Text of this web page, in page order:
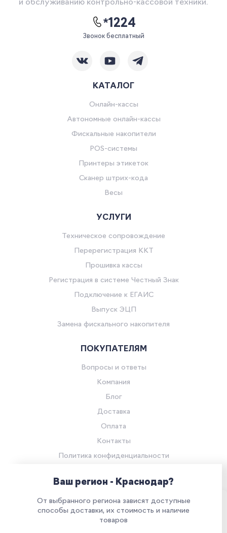
и обслуживанию контрольно-кассовой техники.
*1224
Звонок бесплатный
КАТАЛОГ
Онлайн-кассы
Автономные онлайн-кассы
Фискальные накопители
POS-системы
Принтеры этикеток
Сканер штрих-кода
Весы
УСЛУГИ
Техническое сопровождение
Перерегистрация ККТ
Прошивка кассы
Регистрация в системе Честный Знак
Подключение к ЕГАИС
Выпуск ЭЦП
Замена фискального накопителя
ПОКУПАТЕЛЯМ
Вопросы и ответы
Компания
Блог
Доставка
Оплата
Контакты
Политика конфиденциальности
Все права защищены.
Наш сайт использует куки. Продолжая им
пользоваться, вы соглашаетесь на обработку
Ваш регион - Краснодар?
От выбранного региона зависят доступные
способы доставки, их стоимость и наличие
товаров